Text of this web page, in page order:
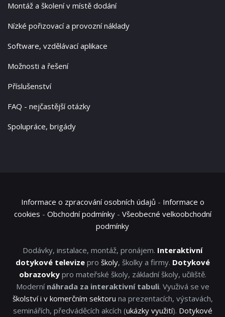
Montáž a školení v místě dodání
Nízké pořizovací a provozní náklady
Software, vzdělávací aplikace
Možnosti a řešení
Příslušenství
FAQ - nejčastější otázky
Spolupráce, brigády
Informace o zpracování osobních údajů - Informace o
cookies - Obchodní podmínky- Všeobecné velkoobchodní
podmínky
Dodávky, instalace, montáž, pronájem. Interaktivní
dotykové televizepro školy, školky a firmy. Dotykové
obrazovkypro mateřské školy, základní školy, učiliště.
Moderní náhrada za interaktivní tabuli. Využivá se ve
školství i v komerčním sektoru na prezentacích, výstavách,
seminářích, předváděcích akcích (ukázky využití). Dotykové